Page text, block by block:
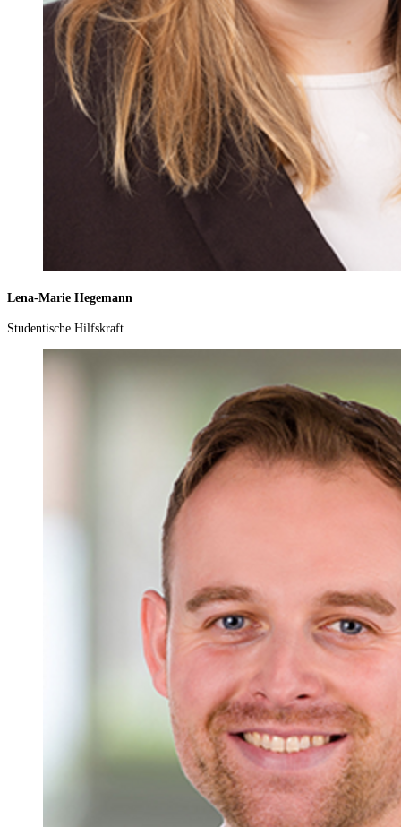
Lena-Marie Hegemann
Studentische Hilfskraft